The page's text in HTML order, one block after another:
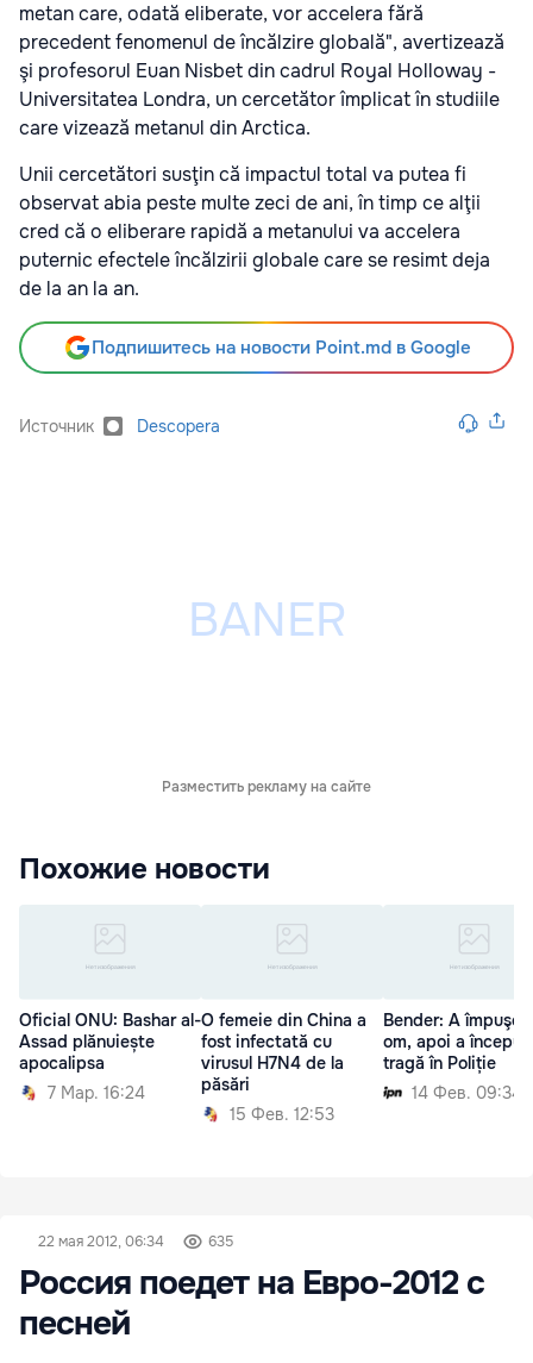
metan care, odată eliberate, vor accelera fără
precedent fenomenul de încălzire globală", avertizează
şi profesorul Euan Nisbet din cadrul Royal Holloway -
Universitatea Londra, un cercetător împlicat în studiile
care vizează metanul din Arctica.
Unii cercetători susţin că impactul total va putea fi
observat abia peste multe zeci de ani, în timp ce alţii
cred că o eliberare rapidă a metanului va accelera
puternic efectele încălzirii globale care se resimt deja
de la an la an.
Подпишитесь на новости Point.md в Google
Источник Descopera
Разместить рекламу на сайте
Похожие новости
Oficial ONU: Bashar al-
Assad plănuiește
apocalipsa
7 Мар. 16:24
O femeie din China a
fost infectată cu
virusul H7N4 de la
păsări
15 Фев. 12:53
Bender: A
om, apoi a început
tragă în Poliție
14 Фев. 09:34
22 мая 2012, 06:34 635
Россия поедет на Евро-2012 с
песней